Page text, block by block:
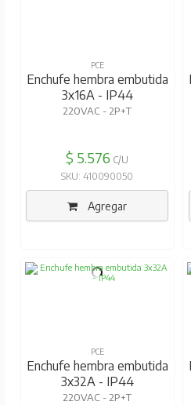
PCE
Enchufe hembra embutida
3x16A - IP44
220VAC - 2P+T
$ 5.576 C/U
SKU: 410090050
Agregar
PCE
Enchufe hembra embutida
3x32A - IP44
220VAC - 2P+T